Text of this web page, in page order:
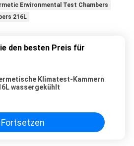
Environmental Test Chambers
216L
den besten Preis für
Klimatest-Kammern
wassergekühlt
Fortsetzen